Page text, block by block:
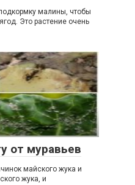
малины, чтобы
Это растение очень
от муравьев
майского жука и
жука, и